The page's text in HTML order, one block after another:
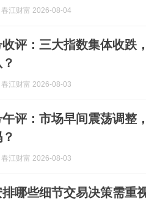
春江财富 2026-08-04
收评：三大指数集体收跌
春江财富 2026-08-03
午评：市场早间震荡调整
春江财富 2026-08-03
排哪些细节交易决策需重